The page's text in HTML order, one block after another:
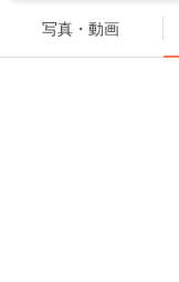
写真・動画